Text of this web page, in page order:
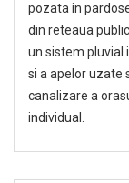
pozata in
din reteaua
un sistem pluvial
si a apelor uzate
canalizare a
individual.